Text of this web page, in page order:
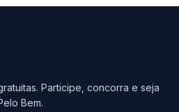
Participe, concorra e seja
Bem.